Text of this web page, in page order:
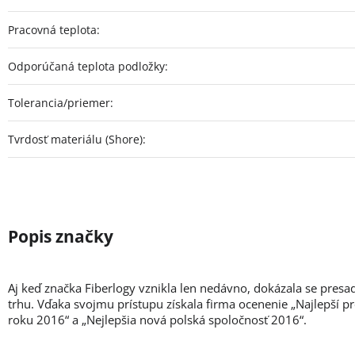
Pracovná teplota:
Odporúčaná teplota podložky:
Tolerancia/priemer:
Tvrdosť materiálu (Shore):
Aj keď značka Fiberlogy vznikla len nedávno, dokázala se
trhu. Vďaka svojmu prístupu získala firma ocenenie „Najlepší
roku 2016“ a „Nejlepšia nová polská spoločnosť 2016“.